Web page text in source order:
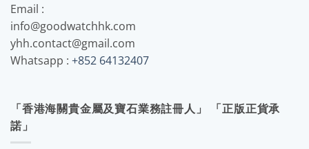
Email :
info@goodwatchhk.com
yhh.contact@gmail.com
Whatsapp : +852 64132407
「香港海關貴金屬及寶石業務註冊人」 「正版正貨承
諾」